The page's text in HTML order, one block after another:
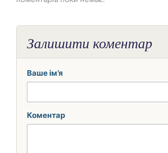
Залишити коментар
Ваше ім’я
Коментар